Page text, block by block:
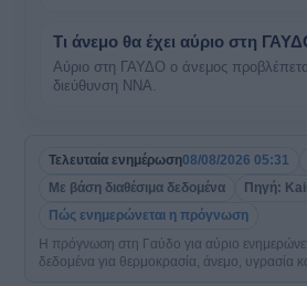
Τι άνεμο θα έχει αύριο στη
Αύριο στη ΓΑΥΔΟ ο άνεμος
διεύθυνση ΝΝΑ.
Τελευταία ενημέρωση08/08/2026 05:31
Με βάση διαθέσιμα δεδομένα Πηγή:
Πώς ενημερώνεται η πρόγνωση
Η πρόγνωση στη Γαύδο για αύριο
δεδομένα για θερμοκρασία, άνεμο, υγρασία